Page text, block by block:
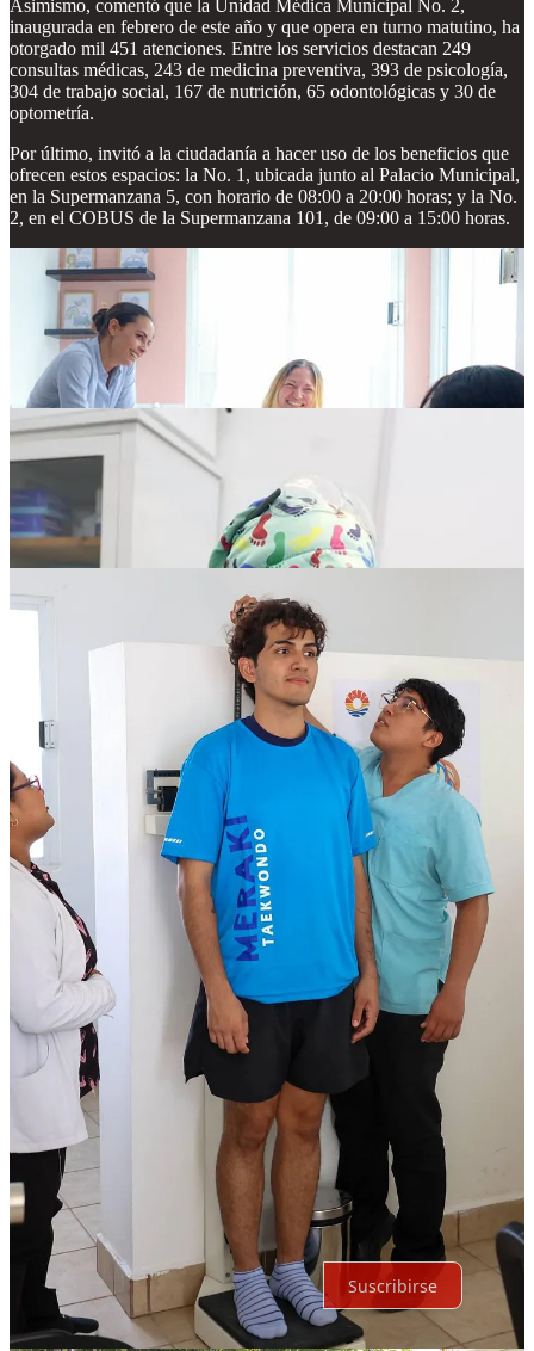
Asimismo, comentó que la Unidad Médica Municipal No. 2,
inaugurada en febrero de este año y que opera en turno matutino, ha
otorgado mil 451 atenciones. Entre los servicios destacan 249
consultas médicas, 243 de medicina preventiva, 393 de psicología,
304 de trabajo social, 167 de nutrición, 65 odontológicas y 30 de
optometría.
Por último, invitó a la ciudadanía a hacer uso de los beneficios que
ofrecen estos espacios: la No. 1, ubicada junto al Palacio Municipal,
en la Supermanzana 5, con horario de 08:00 a 20:00 horas; y la No.
2, en el COBUS de la Supermanzana 101, de 09:00 a 15:00 horas.
Compartir
Discusión sobre este post
Comentarios
Lo mejor de Debates
Sin posts
Por supuesto, sigue adelante.
Suscribirse
© 2026 Expediente Quintana Roo·Privacidad ∙Términos
de recolección